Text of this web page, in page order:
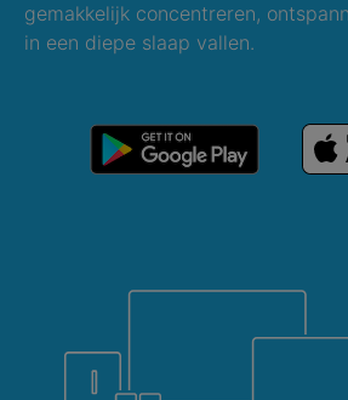
gemakkelijk concentreren,
in een diepe slaap vallen.